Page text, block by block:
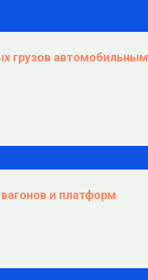
грузов автомобильным
и платформ